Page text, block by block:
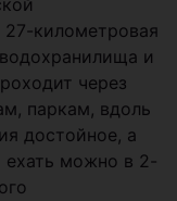
километровая
и
через
паркам, вдоль
достойное, а
ехать можно в 2-